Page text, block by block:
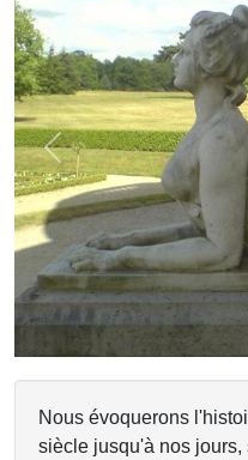
Previous
Nous évoquerons
siècle jusqu'à nos